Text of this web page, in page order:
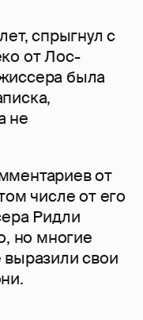
спрыгнул с
от Лос-
была
не
от
числе от его
Ридли
но многие
выразили свои